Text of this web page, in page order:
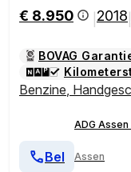
€ 8.950 2018
BOVAG
Benzine,
ADG
Assen
Bel